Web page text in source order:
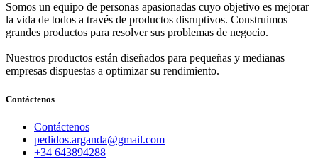
Somos un equipo de personas apasionadas cuyo objetivo es mejorar
la vida de todos a través de productos disruptivos. Construimos
grandes productos para resolver sus problemas de negocio.
Nuestros productos están diseñados para pequeñas y medianas
empresas dispuestas a optimizar su rendimiento.
Contáctenos
Contáctenos
pedidos.arganda@gmail.com
+34 643894288